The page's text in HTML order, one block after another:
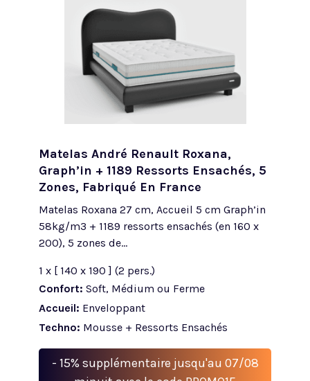
Matelas André Renault Roxana,
Graph’in + 1189 Ressorts Ensachés, 5
Zones, Fabriqué En France
Matelas Roxana 27 cm, Accueil 5 cm Graph’in
58kg/m3 + 1189 ressorts ensachés (en 160 x
200), 5 zones de...
1 x [ 140 x 190 ] (2 pers.)
Confort: Soft, Médium ou Ferme
Accueil: Enveloppant
Techno: Mousse + Ressorts Ensachés
- 15% supplémentaire jusqu'au 07/08